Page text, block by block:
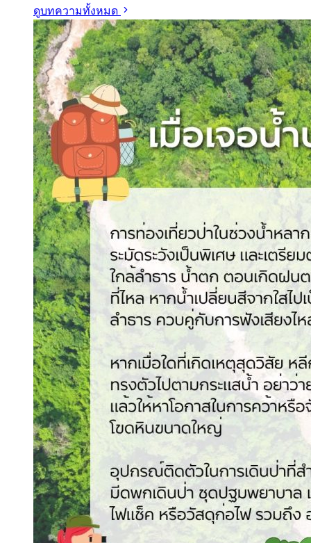
ดูบทความทั้งหมด